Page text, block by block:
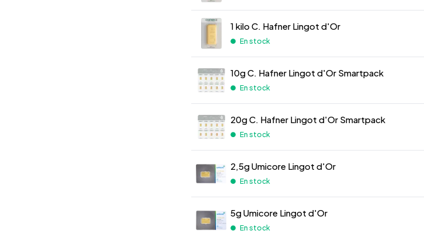
1 kilo C. Hafner Lingot d'Or
En stock
10g C. Hafner Lingot d'Or Smartpack
En stock
20g C. Hafner Lingot d'Or Smartpack
En stock
2,5g Umicore Lingot d'Or
En stock
5g Umicore Lingot d'Or
En stock